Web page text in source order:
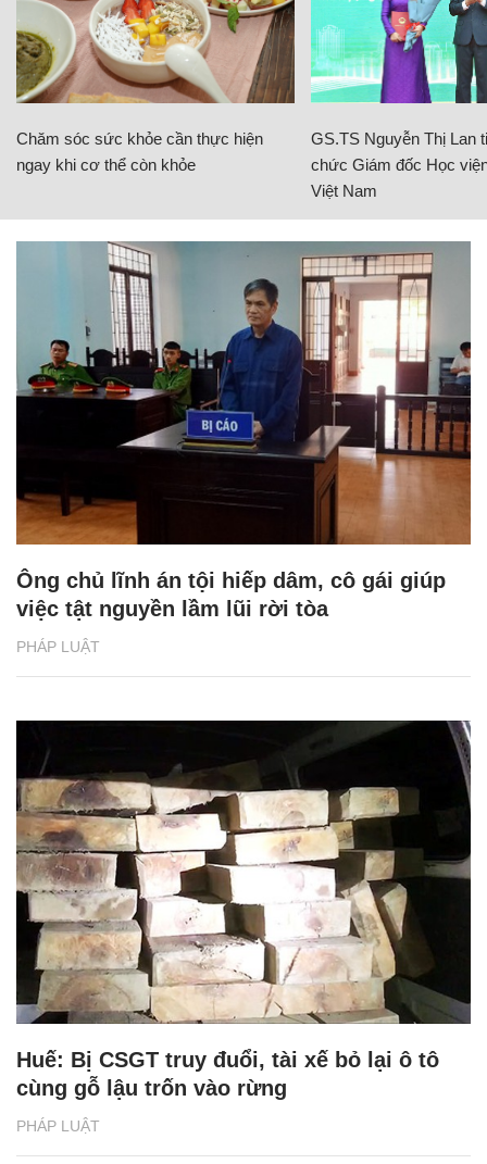
Chăm sóc sức khỏe cần thực hiện
ngay khi cơ thể còn khỏe
GS.TS Nguyễn Thị Lan
chức Giám đốc Học
Việt Nam
PHÁP LUẬT
Ông chủ lĩnh án tội hiếp dâm, cô gái giúp
việc tật nguyền lầm lũi rời tòa
PHÁP LUẬT
Huế: Bị CSGT truy đuổi, tài xế bỏ lại ô tô
cùng gỗ lậu trốn vào rừng